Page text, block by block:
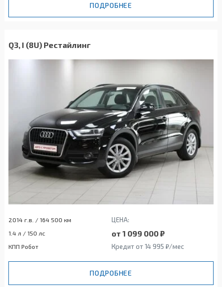
ПОДРОБНЕЕ
Q3, I (8U) Рестайлинг
2014 г.в. / 164 500 км ЦЕНА:
1.4 л / 150 лс от 1 099 000 ₽
КПП Робот Кредит от 14 995 ₽/мес
ПОДРОБНЕЕ